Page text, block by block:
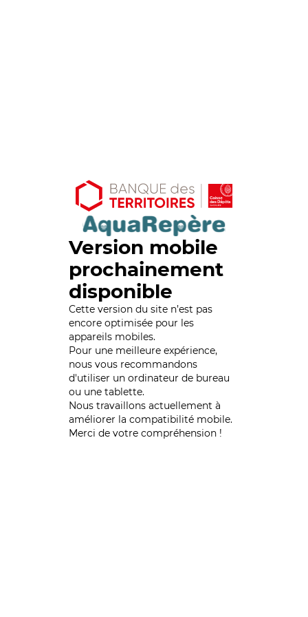
Version mobile
prochainement
disponible
Cette version du site n’est pas
encore optimisée pour les
appareils mobiles.
Pour une meilleure expérience,
nous vous recommandons
d'utiliser un ordinateur de bureau
ou une tablette.
Nous travaillons actuellement à
améliorer la compatibilité mobile.
Merci de votre compréhension !